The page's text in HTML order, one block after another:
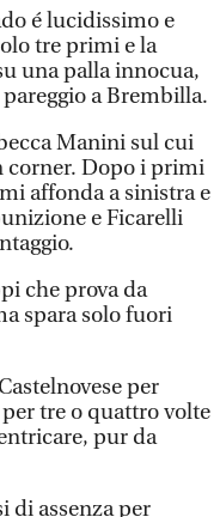
é lucidissimo e
tre primi e la
una palla innocua,
a Brembilla.
Manini sul cui
corner. Dopo i primi
affonda a sinistra e
e Ficarelli
che prova da
spara solo fuori
per
tre o quattro volte
pur da
di assenza per